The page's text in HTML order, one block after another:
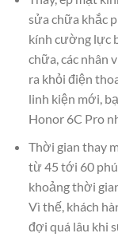
sửa chữa khắc
kính cường lực
chữa, các nhân
ra khỏi điện
linh kiện mới,
Honor 6C Pro
Thời gian thay
từ 45 tới 60
khoảng thời
Vì thế, khách
đợi quá lâu khi